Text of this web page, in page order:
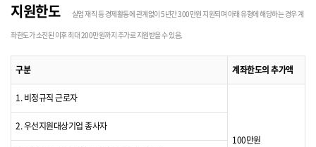
지원한도
실업 재직 등 경제활동에 관계없이 5년간 300만원 지원되며 아래 유형에 해당하는 경우 계
좌한도가 소진된 이후 최대 200만원까지 추가로 지원받을 수 있음.
구분 계좌한도의 추가액
1. 비정규직 근로자
100만원
2. 우선지원대상기업 종사자